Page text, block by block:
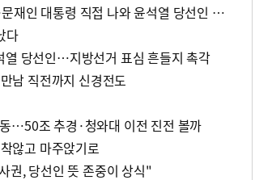
50조 추경, 청와대 이전 등 테이블 올라…문재인 대통령 직접 나와 윤석열 당선인 맞기도
다
열 당선인…지방선거 표심 흔들지 촉각
남 직전까지 신경전도
…50조 추경·청와대 이전 진전 볼까
않고 마주앉기로
권, 당선인 뜻 존중이 상식"